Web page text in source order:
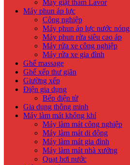
Máy giặt thảm Lavor
Máy phun áp lực
Công nghiệp
Máy phun áp lực nước nóng
Máy phun rửa siêu cao áp
Máy rửa xe công nghiệp
Máy rửa xe gia đình
Ghế massage
Ghế xếp thư giãn
Giường xếp
Điện gia dụng
Bếp điện từ
Gia dụng thông minh
Máy làm mát không khí
Máy làm mát công nghiệp
Máy làm mát di động
Máy làm mát gia đình
Máy làm mát nhà xưởng
Quạt hơi nước